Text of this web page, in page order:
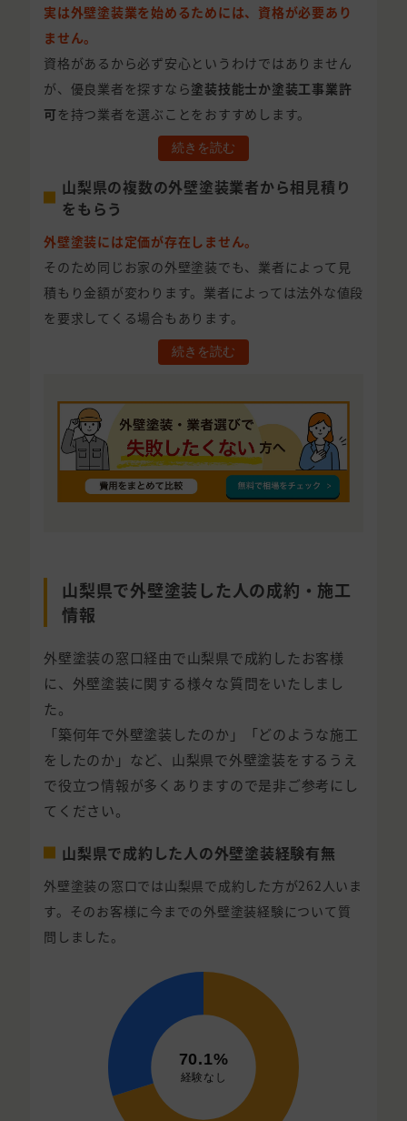
実は外壁塗装業を始めるためには、資格が必要あり
ません。
資格があるから必ず安心というわけではありません
が、優良業者を探すなら塗装技能士か塗装工事業許
可 を持つ業者を選ぶことをおすすめします。
続きを読む
山梨県の複数の外壁塗装業者から相見積り
をもらう
外壁塗装には定価が存在しません。
そのため同じお家の外壁塗装でも、業者によって見
積もり金額が変わります。業者によっては法外な値段
を要求してくる場合もあります。
続きを読む
山梨県で外壁塗装した人の成約・施工
情報
外壁塗装の窓口経由で山梨県で成約したお客様
に、外壁塗装に関する様々な質問をいたしまし
た。
「築何年で外壁塗装したのか」「どのような施工
をしたのか」など、山梨県で外壁塗装をするうえ
で役立つ情報が多くありますので是非ご参考にし
てください。
山梨県で成約した人の外壁塗装経験有無
外壁塗装の窓口では山梨県で成約した方が262人いま
す。そのお客様に今までの外壁塗装経験について質
問しました。